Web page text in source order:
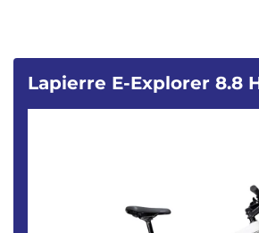
Lapierre E-Explorer 8.8